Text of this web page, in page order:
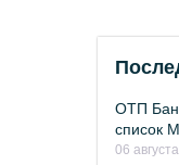
ОТП
список
06